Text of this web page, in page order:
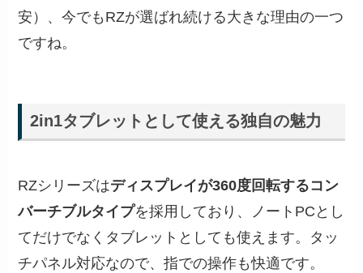
安）、今でもRZが選ばれ続ける大きな理由の一つ
ですね。
2in1タブレットとして使える独自の魅力
RZシリーズはディスプレイが360度回転するコン
バーチブルタイプを採用しており、ノートPCとし
てだけでなくタブレットとしても使えます。タッ
チパネル対応なので、指での操作も快適です。